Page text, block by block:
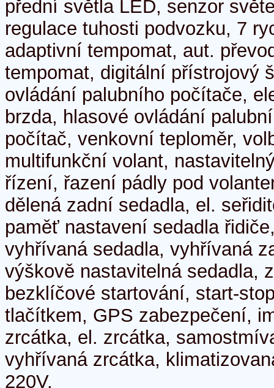
přední světla LED, senzor
regulace tuhosti podvozku, 7
adaptivní tempomat, aut.
tempomat, digitální přístrojový
ovládání palubního počítače,
brzda, hlasové ovládání
počítač, venkovní teploměr,
multifunkční volant,
řízení, řazení pádly pod
dělená zadní sedadla, el.
paměť nastavení sedadla
vyhřívaná sedadla, vyhřívaná
výškově nastavitelná sedadla,
bezklíčové startování, start-
tlačítkem, GPS zabezpečení,
zrcátka, el. zrcátka,
vyhřívaná zrcátka,
220V,